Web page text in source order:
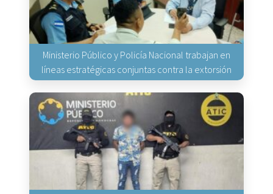
Ministerio Público y Policía Nacional trabajan en
líneas estratégicas conjuntas contra la extorsión